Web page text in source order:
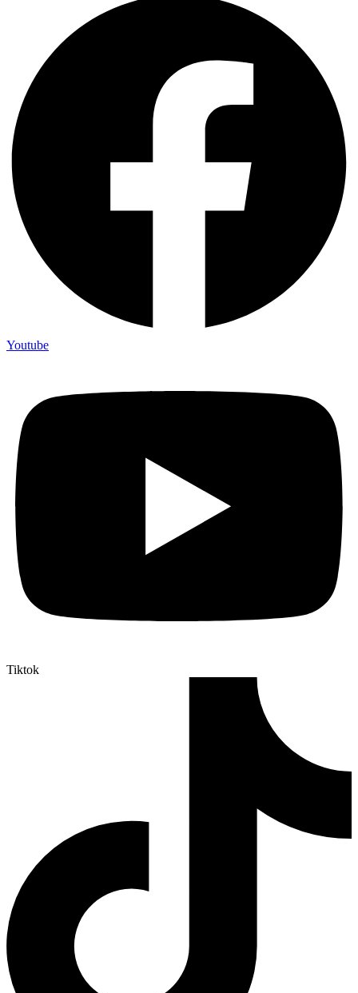
Youtube
Tiktok